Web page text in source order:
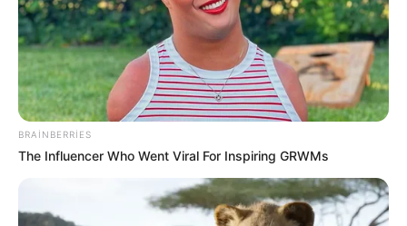
151 0 0
BRAINBERRIES
The Influencer Who Went Viral For Inspiring GRWMs